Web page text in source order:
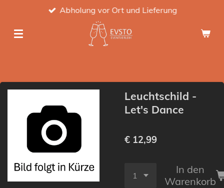
springen
Abholung vor Ort und Lieferung
Leuchtschild -
Let's Dance
€ 12,99
In den
Warenkorb